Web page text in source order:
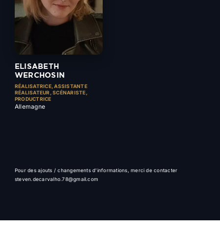
ELISABETH
WERCHOSIN
RÉALISATRICE, ASSISTANTE
RÉALISATEUR, SCÉNARISTE,
PRODUCTRICE
Allemagne
Pour des ajouts / changements d'informations, merci de contacter
steven.decarvalho.78@gmail.com